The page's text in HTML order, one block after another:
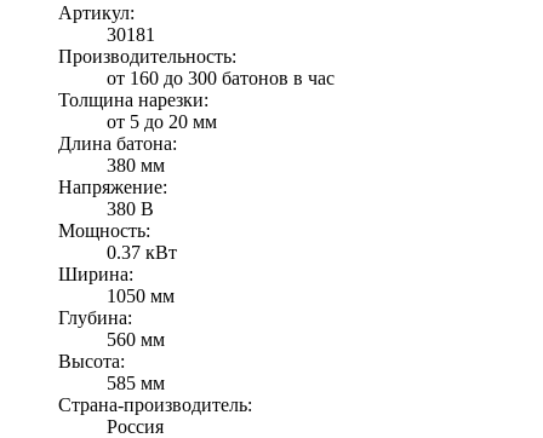
Артикул:
30181
Производительность:
от 160 до 300 батонов в час
Толщина нарезки:
от 5 до 20 мм
Длина батона:
380 мм
Напряжение:
380 В
Мощность:
0.37 кВт
Ширина:
1050 мм
Глубина:
560 мм
Высота:
585 мм
Страна-производитель:
Россия